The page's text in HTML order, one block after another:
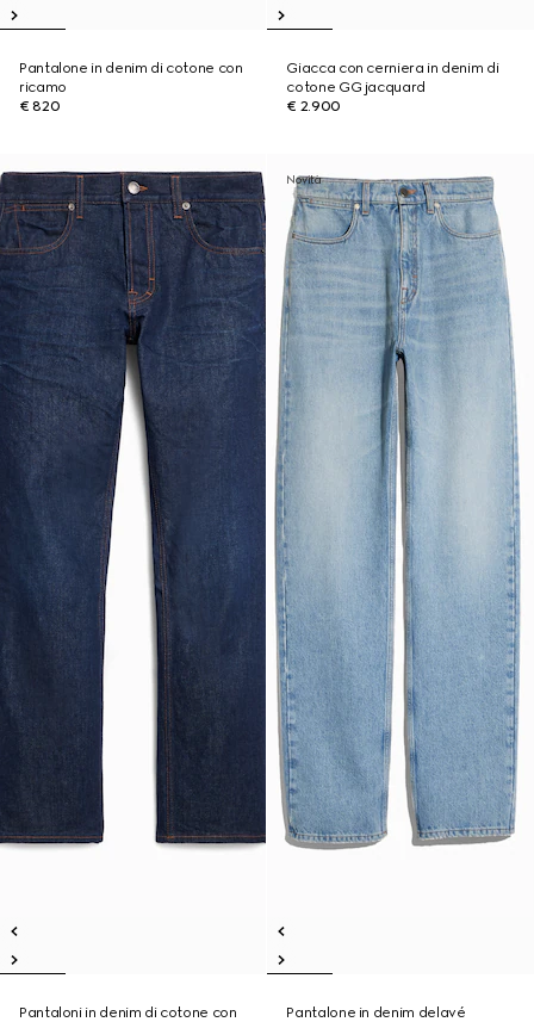
Pantalone in denim di cotone con
ricamo
€ 820
Giacca con cerniera in denim di
cotone GG jacquard
€ 2.900
Pantaloni in denim di cotone con
Novità
Pantalone in denim delavé